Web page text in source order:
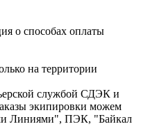
о способах оплаты
на территории
службой СДЭК и
экипировки можем
Линиями", ПЭК, "Байкал